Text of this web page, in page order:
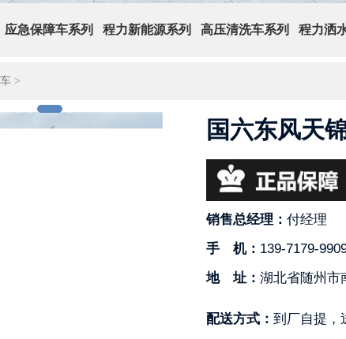
应急保障车系列 程力新能源系列 高压清洗车系列 程力洒
>
国六东风天
销售总经理： 付经理
手 机： 139-7179-
地 址： 湖北省随州市
配送方式： 到厂自提，